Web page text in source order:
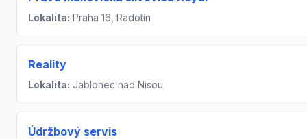
Lokalita: Praha 16, Radotín
Reality
Lokalita: Jablonec nad Nisou
Údržbový servis